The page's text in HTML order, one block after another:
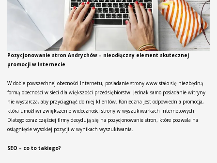
Pozycjonowanie stron Andrychów – nieodłączny element skutecznej
promocji w Internecie
W dobie powszechnej obecności Internetu, posiadanie strony www stało się niezbędną
formą obecności w sieci dla większości przedsiębiorstw. Jednak samo posiadanie witryny
nie wystarcza, aby przyciągnąć do niej klientów. Konieczna jest odpowiednia promocja,
która umożliwi zwiększenie widoczności strony w wyszukiwarkach internetowych.
Dlatego coraz częściej firmy decydują się na pozycjonowanie stron, które pozwala na
osiągnięcie wysokiej pozycji w wynikach wyszukiwania.
SEO – co to takiego?